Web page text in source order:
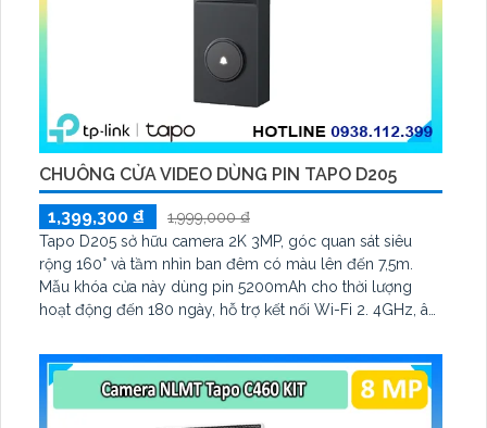
CHUÔNG CỬA VIDEO DÙNG PIN TAPO D205
1,399,300 ₫
1,999,000 ₫
Tapo D205 sở hữu camera 2K 3MP, góc quan sát siêu
rộng 160° và tầm nhìn ban đêm có màu lên đến 7,5m.
Mẫu khóa cửa này dùng pin 5200mAh cho thời lượng
hoạt động đến 180 ngày, hỗ trợ kết nối Wi-Fi 2. 4GHz, âm